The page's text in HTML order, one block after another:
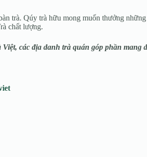
trà. Qúy trà hữu mong muốn thưởng
chất lượng.
các địa danh trà quán góp phần